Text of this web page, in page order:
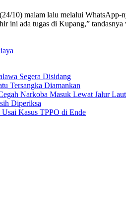
malam lalu melalui WhatsApp-
ini ada tugas di Kupang,”
Segera Disidang
Tersangka Diamankan
Narkoba Masuk Lewat Jalur Laut
Diperiksa
Kasus TPPO di Ende